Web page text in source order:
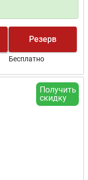
Резерв
Бесплатно
Получить
скидку